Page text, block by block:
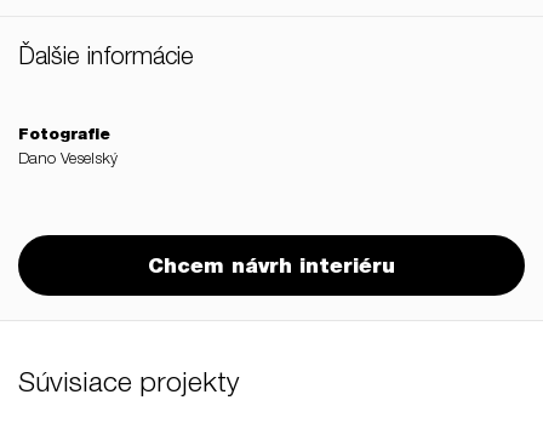
Ďalšie informácie
Fotografie
Dano Veselský
Chcem návrh interiéru
Súvisiace projekty